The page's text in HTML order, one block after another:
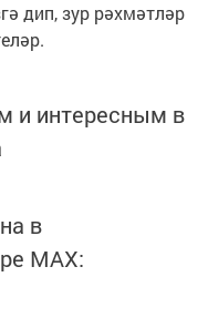
дип, зур рәхмәтләр
и интересным в
в
MАХ: